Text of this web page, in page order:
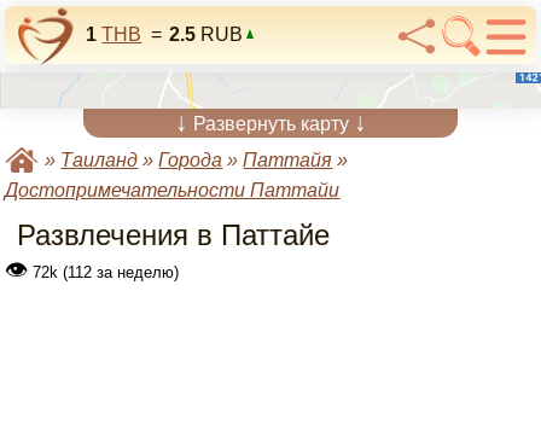
1 THB = 2.5 RUB
↓ Развернуть карту ↓
» Таиланд »Города »Паттайя »
Достопримечательности Паттайи
Развлечения в Паттайе
👁 72k (112 за неделю)